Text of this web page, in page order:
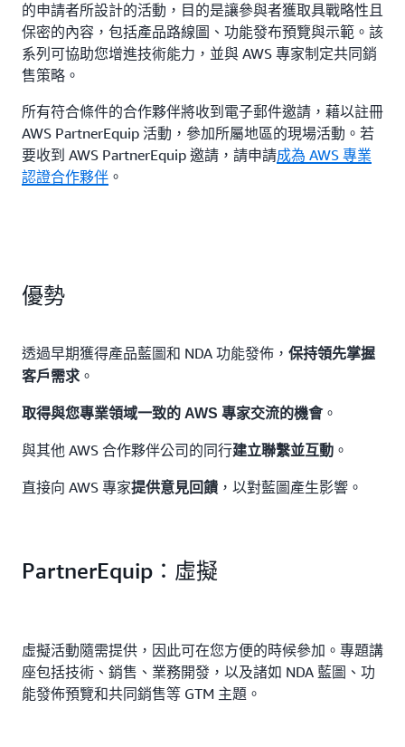
的申請者所設計的活動，目的是讓參與者獲取具戰略性且
保密的內容，包括產品路線圖、功能發布預覽與示範。該
系列可協助您增進技術能力，並與 AWS 專家制定共同銷
售策略。
所有符合條件的合作夥伴將收到電子郵件邀請，藉以註冊
AWS PartnerEquip 活動，參加所屬地區的現場活動。若
要收到 AWS PartnerEquip 邀請，請申請成為 AWS 專業
認證合作夥伴 。
優勢
透過早期獲得產品藍圖和 NDA 功能發佈， 保持領先掌握
客戶需求 。
取得與您專業領域一致的 AWS 專家交流的機會。
與其他 AWS 合作夥伴公司的同行建立聯繫並互動 。
直接向 AWS 專家提供意見回饋 ，以對藍圖產生影響。
PartnerEquip：虛擬
虛擬活動隨需提供，因此可在您方便的時候參加。專題講
座包括技術、銷售、業務開發，以及諸如 NDA 藍圖、功
能發佈預覽和共同銷售等 GTM 主題。